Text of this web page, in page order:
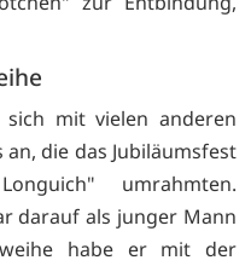
mit vielen anderen
die das Jubiläumsfest
umrahmten.
darauf als junger Mann
habe er mit der